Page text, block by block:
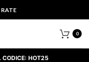
0
CODICE: HOT25